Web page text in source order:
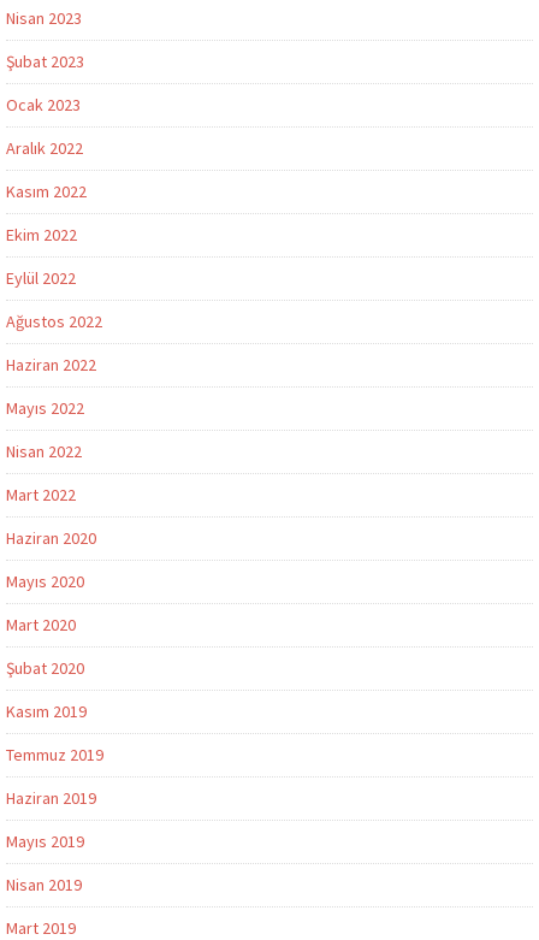
Nisan 2023
Şubat 2023
Ocak 2023
Aralık 2022
Kasım 2022
Ekim 2022
Eylül 2022
Ağustos 2022
Haziran 2022
Mayıs 2022
Nisan 2022
Mart 2022
Haziran 2020
Mayıs 2020
Mart 2020
Şubat 2020
Kasım 2019
Temmuz 2019
Haziran 2019
Mayıs 2019
Nisan 2019
Mart 2019